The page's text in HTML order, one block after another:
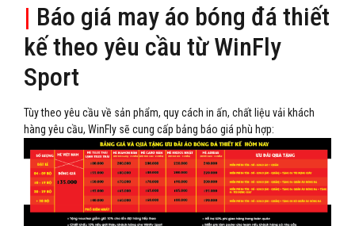
| Báo giá may áo bóng đá thiết
kế theo yêu cầu từ WinFly
Sport
Tùy theo yêu cầu về sản phẩm, quy cách in ấn, chất liệu vải khách
hàng yêu cầu, WinFly sẽ cung cấp bảng báo giá phù hợp: